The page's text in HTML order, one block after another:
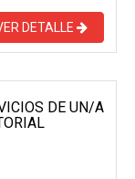
DETALLE
DE UN/A